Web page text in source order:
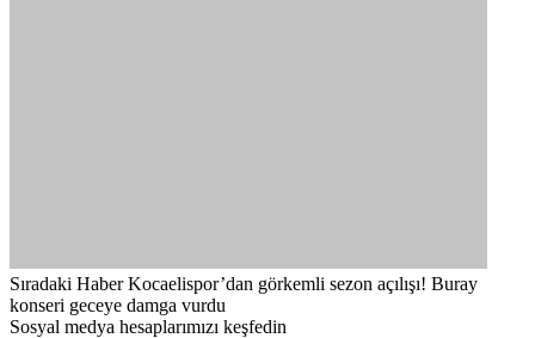
Sıradaki Haber Kocaelispor’dan görkemli sezon açılışı! Buray
konseri geceye damga vurdu
Sosyal medya hesaplarımızı keşfedin